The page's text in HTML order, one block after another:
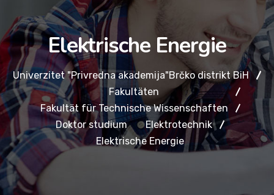
Elektrische Energie
Univerzitet "Privredna akademija"Brčko distrikt BiH
Fakultäten
Fakultät für Technische Wissenschaften
Doktor studium
Elektrotechnik
Elektrische Energie